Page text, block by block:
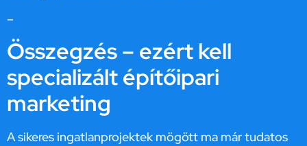
–
Összegzés – ezért kell
specializált építőipari
marketing
A sikeres ingatlanprojektek mögött ma már tudatos